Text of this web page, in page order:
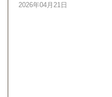
2026年04月21日